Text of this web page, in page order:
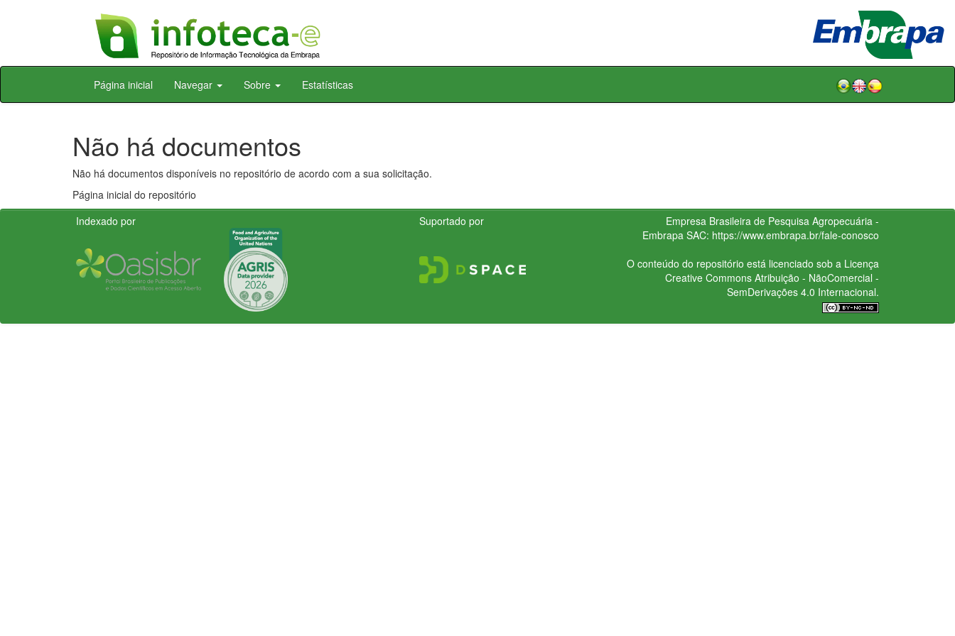
Skip
Página inicial Navegar Sobre Estatísticas
Não há documentos
Não há documentos disponíveis no repositório de acordo com a sua solicitação.
Página inicial do repositório
Indexado por
Suportado por
Empresa Brasileira de Pesquisa Agropecuária -
Embrapa SAC: https://www.embrapa.br/fale-conosco
O conteúdo do repositório está licenciado sob a Licença
Creative CommonsAtribuição - NãoComercial -
SemDerivações 4.0 Internacional.